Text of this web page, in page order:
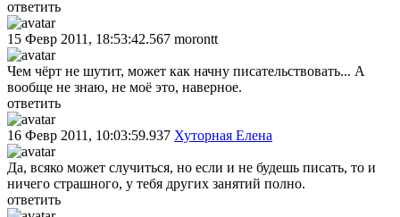
ответить
15 Февр 2011, 18:53:42.567 morontt
Чем чёрт не шутит, может как начну писательствовать... А
вообще не знаю, не моё это, наверное.
ответить
16 Февр 2011, 10:03:59.937 Хуторная Елена
Да, всяко может случиться, но если и не будешь писать, то и
ничего страшного, у тебя других занятий полно.
ответить